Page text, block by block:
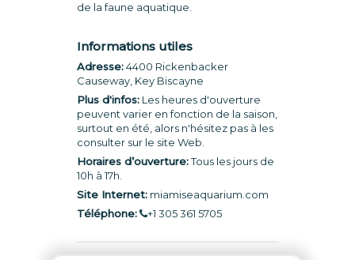
de la faune aquatique.
Informations utiles
Adresse:4400 Rickenbacker
Causeway, Key Biscayne
Plus d'infos:Les heures d'ouverture
peuvent varier en fonction de la saison,
surtout en été, alors n'hésitez pas à les
consulter sur le site Web.
Horaires d’ouverture:Tous les jours de
10h à 17h.
Site Internet:miamiseaquarium.com
Téléphone:
+1 305 361 5705